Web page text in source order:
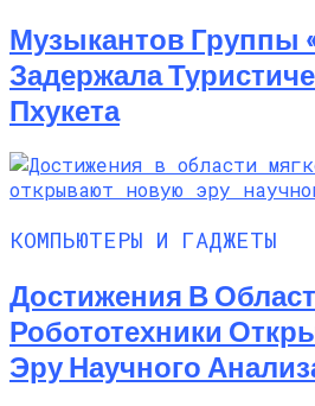
Музыкантов Группы
Задержала
Пхукета
КОМПЬЮТЕРЫ И ГАДЖЕТЫ
Достижения В
Робототехники
Эру Научного